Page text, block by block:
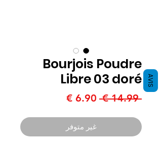
Bourjois Poudre
Libre 03 doré
‏14.99 €
سعر
سعر
غير متوفر
AVIS